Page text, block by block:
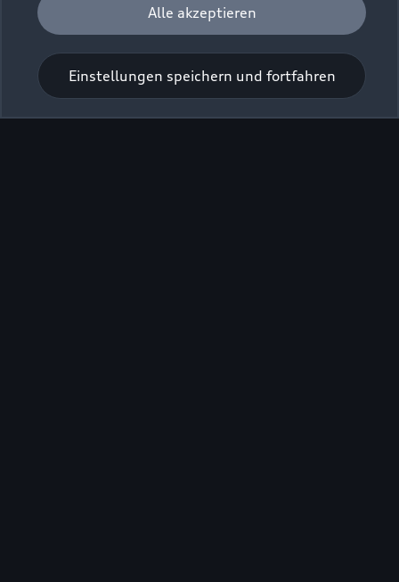
Alle akzeptieren
Einstellungen speichern und fortfahren